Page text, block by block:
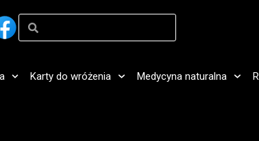
Karty do wróżenia Medycyna naturalna